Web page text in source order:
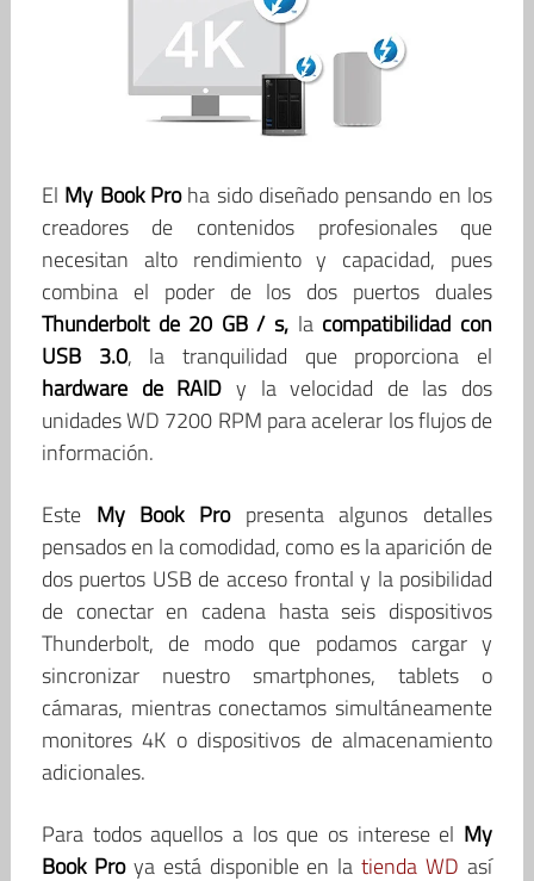
El My Book Proha sido diseñado pensando en los
creadores de contenidos profesionales que
necesitan alto rendimiento y capacidad, pues
combina el poder de los dos puertos duales
Thunderbolt de 20 GB / s, lacompatibilidad con
USB 3.0, la tranquilidad que proporciona el
hardware de RAID y la velocidad de las dos
unidades WD 7200 RPM para acelerar los flujos de
información.
Este My Book Propresenta algunos detalles
pensados en la comodidad, como es la aparición de
dos puertos USB de acceso frontal y la posibilidad
de conectar en cadena hasta seis dispositivos
Thunderbolt, de modo que podamos cargar y
sincronizar nuestro smartphones, tablets o
cámaras, mientras conectamos simultáneamente
monitores 4K o dispositivos de almacenamiento
adicionales.
Para todos aquellos a los que os interese el My
Book Proya está disponible en latienda WD así